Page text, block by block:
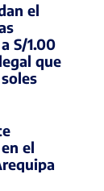
el
S/1.00
que
el